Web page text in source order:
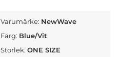
Varumärke: NewWave
Färg: Blue/Vit
Storlek:ONE SIZE